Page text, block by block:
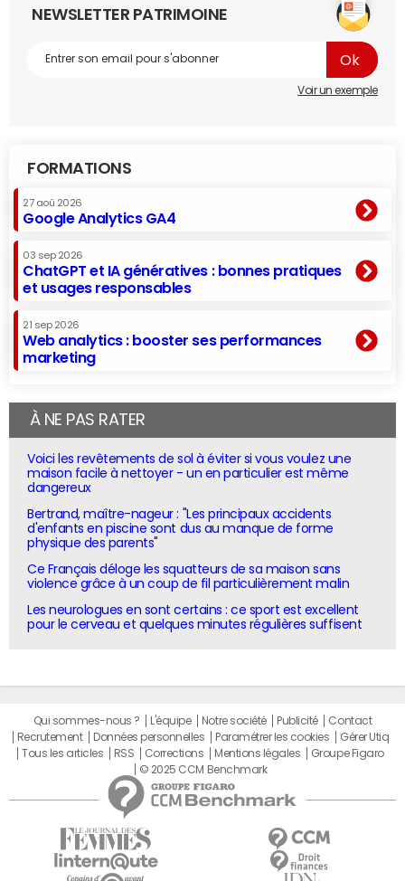
NEWSLETTER PATRIMOINE
Voir un exemple
FORMATIONS
27 aoû 2026
Google Analytics GA4
03 sep 2026
ChatGPT et IA génératives : bonnes pratiques
et usages responsables
21 sep 2026
Web analytics : booster ses performances
marketing
À NE PAS RATER
Voici les revêtements de sol à éviter si vous voulez une
maison facile à nettoyer - un en particulier est même
dangereux
Bertrand, maître-nageur : "Les principaux accidents
d'enfants en piscine sont dus au manque de forme
physique des parents"
Ce Français déloge les squatteurs de sa maison sans
violence grâce à un coup de fil particulièrement malin
Les neurologues en sont certains : ce sport est excellent
pour le cerveau et quelques minutes régulières suffisent
Qui sommes-nous ? L'équipe Notre société Publicité
Contact
Recrutement
Données personnelles Paramétrer les cookies
Gérer Utiq
Tous les articles
RSS Corrections Mentions légales
Groupe Figaro
© 2025 CCM Benchmark